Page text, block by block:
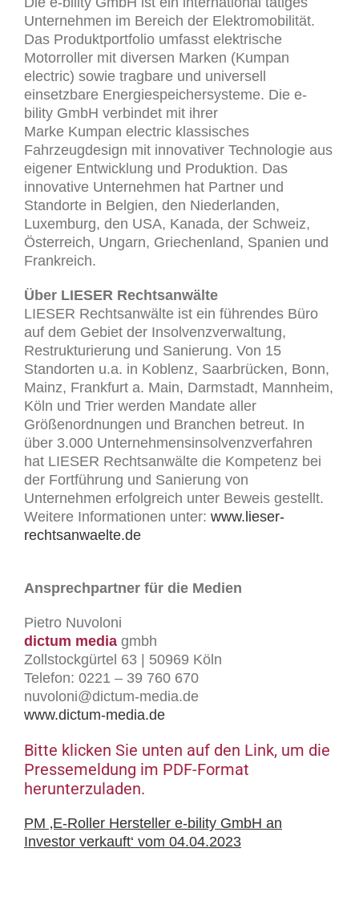
Unternehmen im Bereich der Elektromobilität.
Das Produktportfolio umfasst elektrische
Motorroller mit diversen Marken (Kumpan
electric) sowie tragbare und universell
einsetzbare Energiespeichersysteme. Die e-
bility GmbH verbindet mit ihrer
Marke Kumpan electric klassisches
Fahrzeugdesign mit innovativer Technologie aus
eigener Entwicklung und Produktion. Das
innovative Unternehmen hat Partner und
Standorte in Belgien, den Niederlanden,
Luxemburg, den USA, Kanada, der Schweiz,
Österreich, Ungarn, Griechenland, Spanien und
Frankreich.
Über LIESER Rechtsanwälte
LIESER Rechtsanwälte ist ein führendes Büro
auf dem Gebiet der Insolvenzverwaltung,
Restrukturierung und Sanierung. Von 15
Standorten u.a. in Koblenz, Saarbrücken, Bonn,
Mainz, Frankfurt a. Main, Darmstadt, Mannheim,
Köln und Trier werden Mandate aller
Größenordnungen und Branchen betreut. In
über 3.000 Unternehmensinsolvenzverfahren
hat LIESER Rechtsanwälte die Kompetenz bei
der Fortführung und Sanierung von
Unternehmen erfolgreich unter Beweis gestellt.
Weitere Informationen unter: www.lieser-
rechtsanwaelte.de
Ansprechpartner für die Medien
Pietro Nuvoloni
dictum mediagmbh
Zollstockgürtel 63 | 50969 Köln
Telefon: 0221 – 39 760 670
nuvoloni@dictum-media.de
www.dictum-media.de
Bitte klicken Sie unten auf den Link, um die
Pressemeldung im PDF-Format
herunterzuladen.
PM ‚E-Roller Hersteller e-bility GmbH an
Investor verkauft‘ vom 04.04.2023